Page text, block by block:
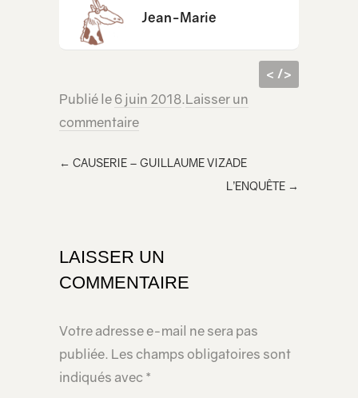
Jean-Marie
< />
dans
Publié le 6 juin 2018.Laisser un
commentaire
← CAUSERIE – GUILLAUME VIZADE
L’ENQUÊTE →
LAISSER UN
COMMENTAIRE
Votre adresse e-mail ne sera pas
publiée. Les champs obligatoires sont
indiqués avec *